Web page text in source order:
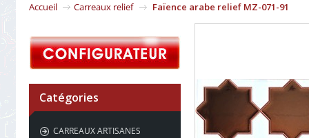
Accueil Carreaux relief Faïence arabe relief MZ-071-91
Catégories
CARREAUX ARTISANES